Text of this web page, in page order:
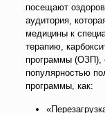
посещают
аудитория,
медицины к
терапию,
программы (ОЗП),
популярностью
программы, как: